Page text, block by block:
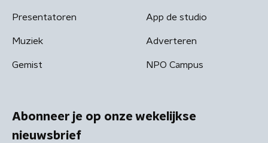
Presentatoren
Muziek
Gemist
App de studio
Adverteren
NPO Campus
Abonneer je op onze wekelijkse
nieuwsbrief